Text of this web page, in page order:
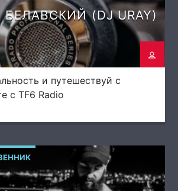
(DJ URAY)
и путешествуй с
с TF6 Radio